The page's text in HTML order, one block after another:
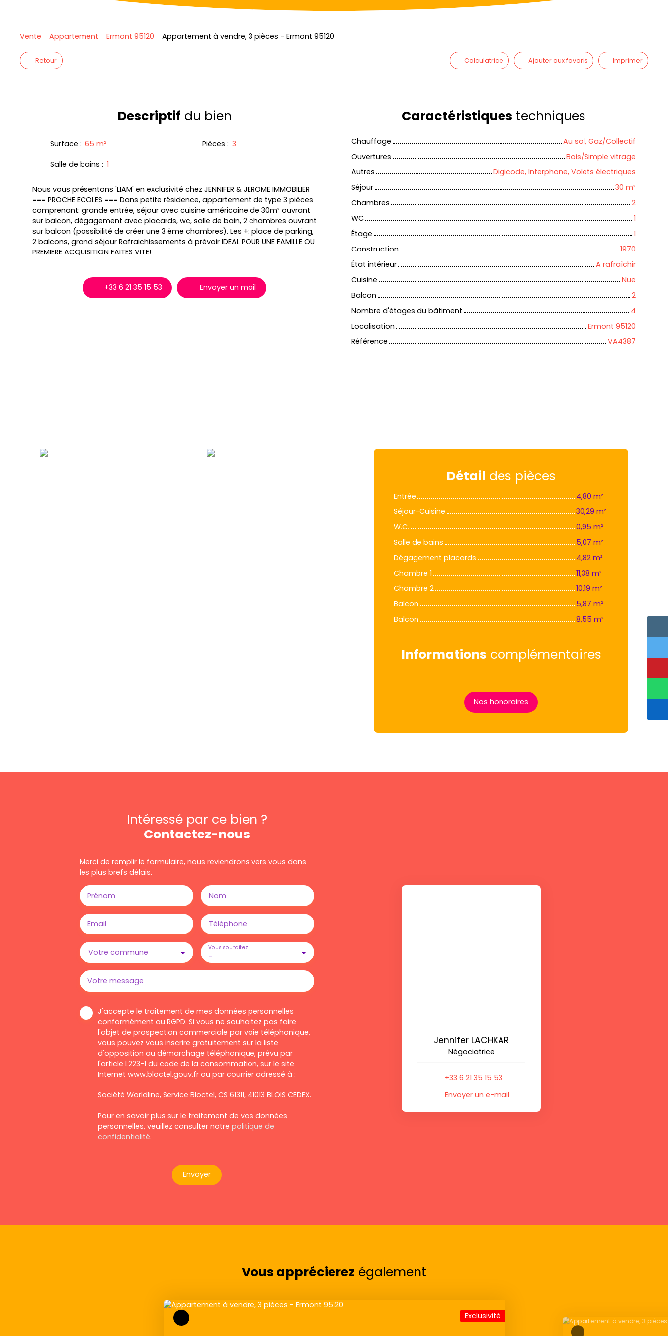
Vente Appartement Ermont 95120 Appartement à vendre, 3 pièces - Ermont 95120
Retour Calculatrice Ajouter aux favoris Imprimer
Descriptif du bien
Surface : 65 m² Pièces : 3
Salle de bains : 1
Nous vous présentons 'LIAM' en exclusivité chez JENNIFER & JEROME IMMOBILIER
=== PROCHE ECOLES === Dans petite résidence, appartement de type 3 pièces
comprenant: grande entrée, séjour avec cuisine américaine de 30m² ouvrant
sur balcon, dégagement avec placards, wc, salle de bain, 2 chambres ouvrant
sur balcon (possibilité de créer une 3 ème chambres). Les +: place de parking,
2 balcons, grand séjour Rafraichissements à prévoir IDEAL POUR UNE FAMILLE OU
PREMIERE ACQUISITION FAITES VITE!
+33 6 21 35 15 53 Envoyer un mail
Caractéristiques techniques
Chauffage
Au sol, Gaz/Collectif
Ouvertures
Bois/Simple vitrage
Autres
Digicode, Interphone, Volets électriques
Séjour
30 m²
Chambres
2
WC
1
Étage
1
Construction
1970
État intérieur
A rafraîchir
Cuisine
Nue
Balcon
2
Nombre d'étages du bâtiment
4
Localisation
Ermont 95120
Référence
VA4387
Détail des pièces
Entrée
4,80 m²
Séjour-Cuisine
30,29 m²
W.C.
0,95 m²
Salle de bains
5,07 m²
Dégagement placards
4,82 m²
Chambre 1
11,38 m²
Chambre 2
10,19 m²
Balcon
5,87 m²
Balcon
8,55 m²
Informations complémentaires
Nos honoraires
Intéressé par ce bien ?
Contactez-nous
Merci de remplir le formulaire, nous reviendrons vers vous dans
les plus brefs délais.
Prénom Nom
Email Téléphone
Votre commune -
Vous souhaitez
Votre message
J'accepte le traitement de mes données personnelles
conformément au RGPD. Si vous ne souhaitez pas faire
l'objet de prospection commerciale par voie téléphonique,
vous pouvez vous inscrire gratuitement sur la liste
d'opposition au démarchage téléphonique, prévu par
l'article L223-1 du code de la consommation, sur le site
Internet www.bloctel.gouv.fr ou par courrier adressé à :
Société Worldline, Service Bloctel, CS 61311, 41013 BLOIS CEDEX.
Pour en savoir plus sur le traitement de vos données
personnelles, veuillez consulter notre politique de
confidentialité.
Envoyer
Jennifer LACHKAR
Négociatrice
+33 6 21 35 15 53
Envoyer un e-mail
Vous apprécierez également
Exclusivité